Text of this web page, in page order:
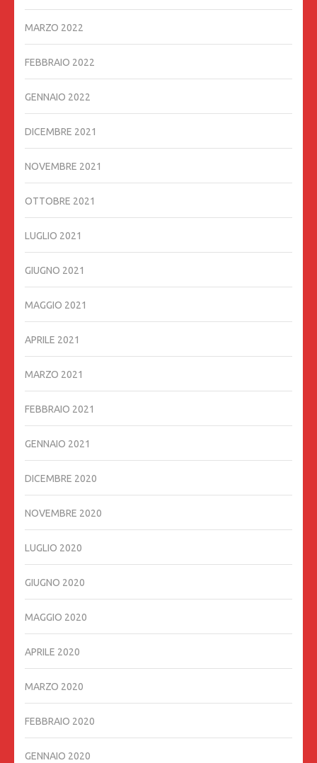
MARZO 2022
FEBBRAIO 2022
GENNAIO 2022
DICEMBRE 2021
NOVEMBRE 2021
OTTOBRE 2021
LUGLIO 2021
GIUGNO 2021
MAGGIO 2021
APRILE 2021
MARZO 2021
FEBBRAIO 2021
GENNAIO 2021
DICEMBRE 2020
NOVEMBRE 2020
LUGLIO 2020
GIUGNO 2020
MAGGIO 2020
APRILE 2020
MARZO 2020
FEBBRAIO 2020
GENNAIO 2020